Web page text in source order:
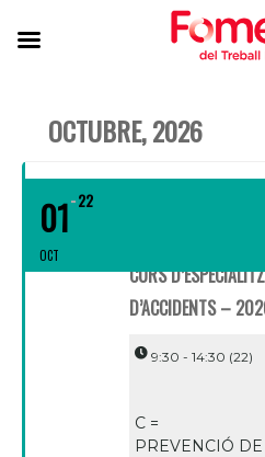
OCTUBRE, 2026
01
OCT
22
CURS
D’ACCIDENTS –
9:30 - 14:30 (22)
C =
PREVENCIÓ